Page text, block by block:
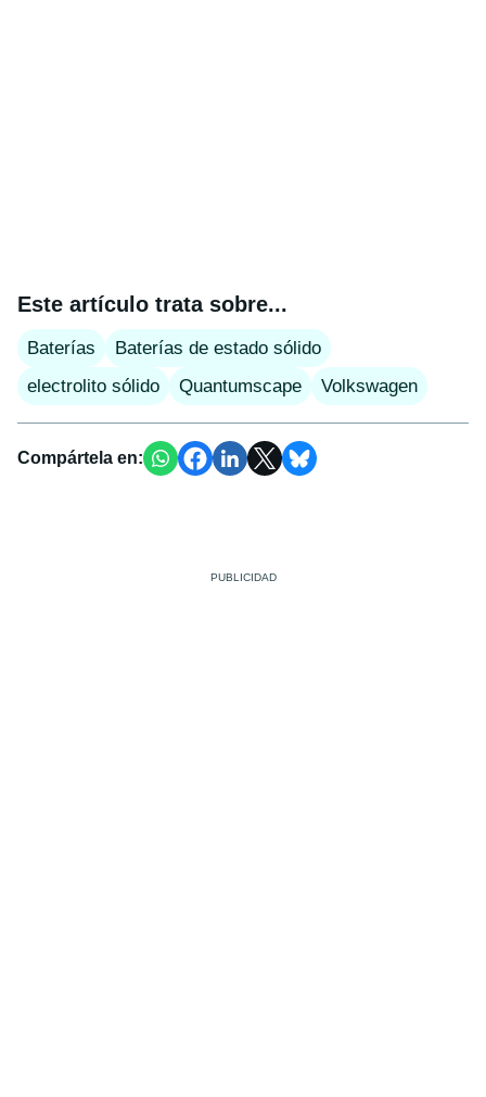
Este artículo trata sobre...
Baterías
Baterías de estado sólido
electrolito sólido
Quantumscape Volkswagen
Compártela en: